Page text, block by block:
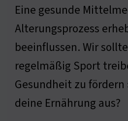
Eine gesunde
Alterungsprozess
beeinflussen. Wir
regelmäßig Sport
Gesundheit zu fördern
deine Ernährung aus?